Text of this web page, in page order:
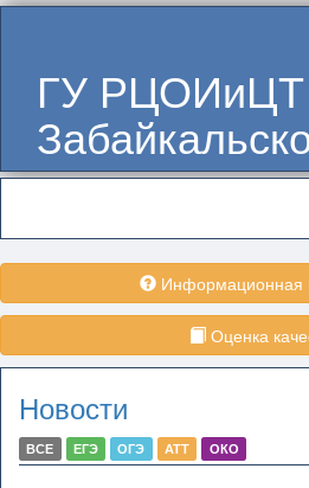
ГУ РЦОИиЦТ
Информационная
Оценка
Новости
ВСЕ ЕГЭ ОГЭ АТТ ОКО